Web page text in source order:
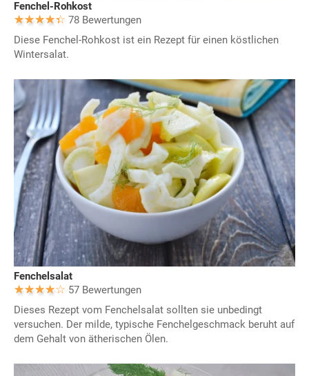
Fenchel-Rohkost
78 Bewertungen
Diese Fenchel-Rohkost ist ein Rezept für einen köstlichen
Wintersalat.
Fenchelsalat
57 Bewertungen
Dieses Rezept vom Fenchelsalat sollten sie unbedingt
versuchen. Der milde, typische Fenchelgeschmack beruht auf
dem Gehalt von ätherischen Ölen.